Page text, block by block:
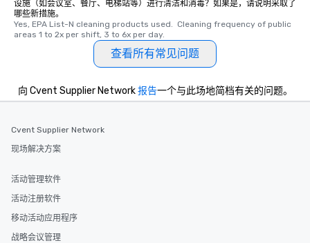
设施（如会议室、餐厅、电梯站等）进行清洁和消毒？如果是，请说明采取了
哪些新措施。
Yes, EPA List-N cleaning products used.  Cleaning frequency of public
areas 1 to 2x per shift, 3 to 6x per day.
查看所有常见问题
向 Cvent Supplier Network报告一个与此场地简档有关的问题。
Cvent Supplier Network
现场解决方案
活动管理软件
活动注册软件
移动活动应用程序
战略会议管理